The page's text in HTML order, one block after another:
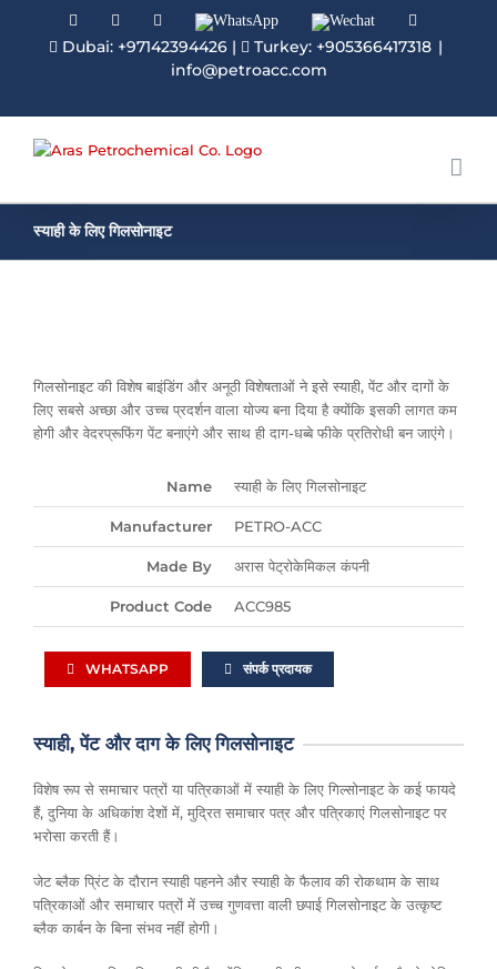
FacebookLinkedinInstagramWhatsApp Wechat
Dubai: +97142394426| Turkey: +905366417318 |
info@petroacc.com
स्याही के लिए गिलसोनाइट
गिलसोनाइट की विशेष बाइंडिंग और अनूठी विशेषताओं ने इसे स्याही, पेंट और दागों के
लिए सबसे अच्छा और उच्च प्रदर्शन वाला योज्य बना दिया है क्योंकि इसकी लागत कम
होगी और वेदरप्रूफिंग पेंट बनाएंगे और साथ ही दाग-धब्बे फीके प्रतिरोधी बन जाएंगे।
Name स्याही के लिए गिलसोनाइट
Manufacturer PETRO-ACC
Made By अरास पेट्रोकेमिकल कंपनी
Product Code ACC985
WHATSAPP संपर्क प्रदायक
स्याही, पेंट और दाग के लिए गिलसोनाइट
विशेष रूप से समाचार पत्रों या पत्रिकाओं में स्याही के लिए गिल्सोनाइट के कई फायदे
हैं, दुनिया के अधिकांश देशों में, मुद्रित समाचार पत्र और पत्रिकाएं गिलसोनाइट पर
भरोसा करती हैं।
जेट ब्लैक प्रिंट के दौरान स्याही पहनने और स्याही के फैलाव की रोकथाम के साथ
पत्रिकाओं और समाचार पत्रों में उच्च गुणवत्ता वाली छपाई गिलसोनाइट के उत्कृष्ट
ब्लैक कार्बन के बिना संभव नहीं होगी।